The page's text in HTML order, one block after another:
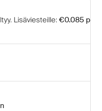
. Lisäviesteille: €0.085 per